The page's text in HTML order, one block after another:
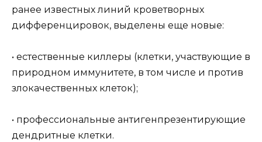
ранее известных линий кроветворных
дифференцировок, выделены еще новые:
• естественные киллеры (клетки, участвующие в
природном иммунитете, в том числе и против
злокачественных клеток);
• профессиональные антигенпрезентирующие
дендритные клетки.